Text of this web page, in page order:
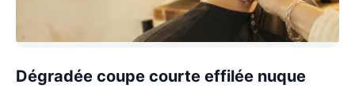
Dégradée coupe courte effilée nuque